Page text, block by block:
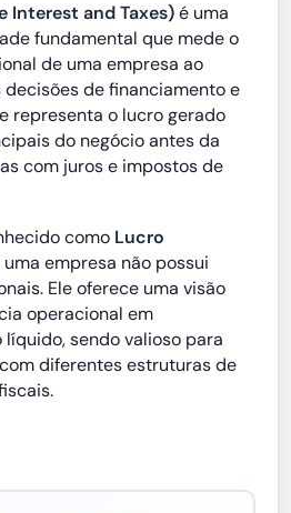
Interest and Taxes)é uma
fundamental que mede o
de uma empresa ao
de financiamento e
representa o lucro gerado
do negócio antes da
com juros e impostos de
como Lucro
empresa não possui
Ele oferece uma visão
operacional em
sendo valioso para
diferentes estruturas de